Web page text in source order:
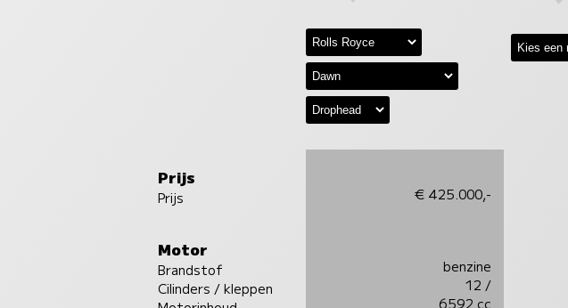
Prijs
Prijs
Motor
Brandstof
Cilinders / kleppen
€ 425.000,-
benzine
12 /
6592 cc